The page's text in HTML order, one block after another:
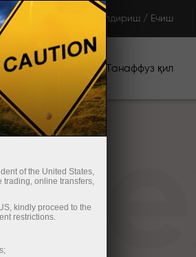
Тўлдириш / Ечиш
Промоакциялар Танаффуз қил
of the United States,
trading, online transfers,
kindly proceed to the
restrictions.